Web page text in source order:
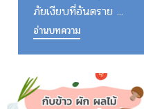
ภัยเงียบที่อันตราย ...
อ่านบทความ